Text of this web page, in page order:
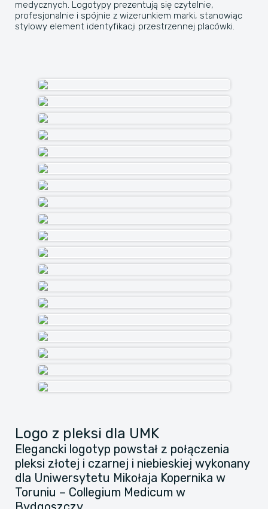
medycznych. Logotypy prezentują się czytelnie,
profesjonalnie i spójnie z wizerunkiem marki, stanowiąc
stylowy element identyfikacji przestrzennej placówki.
Logo z pleksi dla UMK
Elegancki logotyp powstał z połączenia
pleksi złotej i czarnej i niebieskiej wykonany
dla Uniwersytetu Mikołaja Kopernika w
Toruniu – Collegium Medicum w